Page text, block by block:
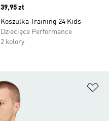
Price
39,95 zł
Koszulka Training 24 Kids
Dziecięce Performance
2 kolory